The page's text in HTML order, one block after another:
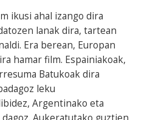
ikusi ahal izango dira
lanak dira, tartean
Era berean, Europan
hamar film. Espainiakoak,
Batukoak dira
leku
Argentinako eta